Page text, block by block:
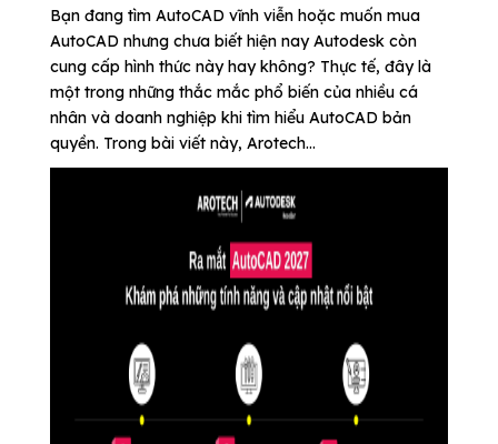
Bạn đang tìm AutoCAD vĩnh viễn hoặc muốn mua
AutoCAD nhưng chưa biết hiện nay Autodesk còn
cung cấp hình thức này hay không? Thực tế, đây là
một trong những thắc mắc phổ biến của nhiều cá
nhân và doanh nghiệp khi tìm hiểu AutoCAD bản
quyền. Trong bài viết này, Arotech...